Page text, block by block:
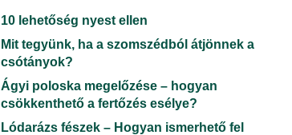
10 lehetőség nyest ellen
Mit tegyünk, ha a szomszédból átjönnek a
csótányok?
Ágyi poloska megelőzése – hogyan
csökkenthető a fertőzés esélye?
Lódarázs fészek – Hogyan ismerhető fel